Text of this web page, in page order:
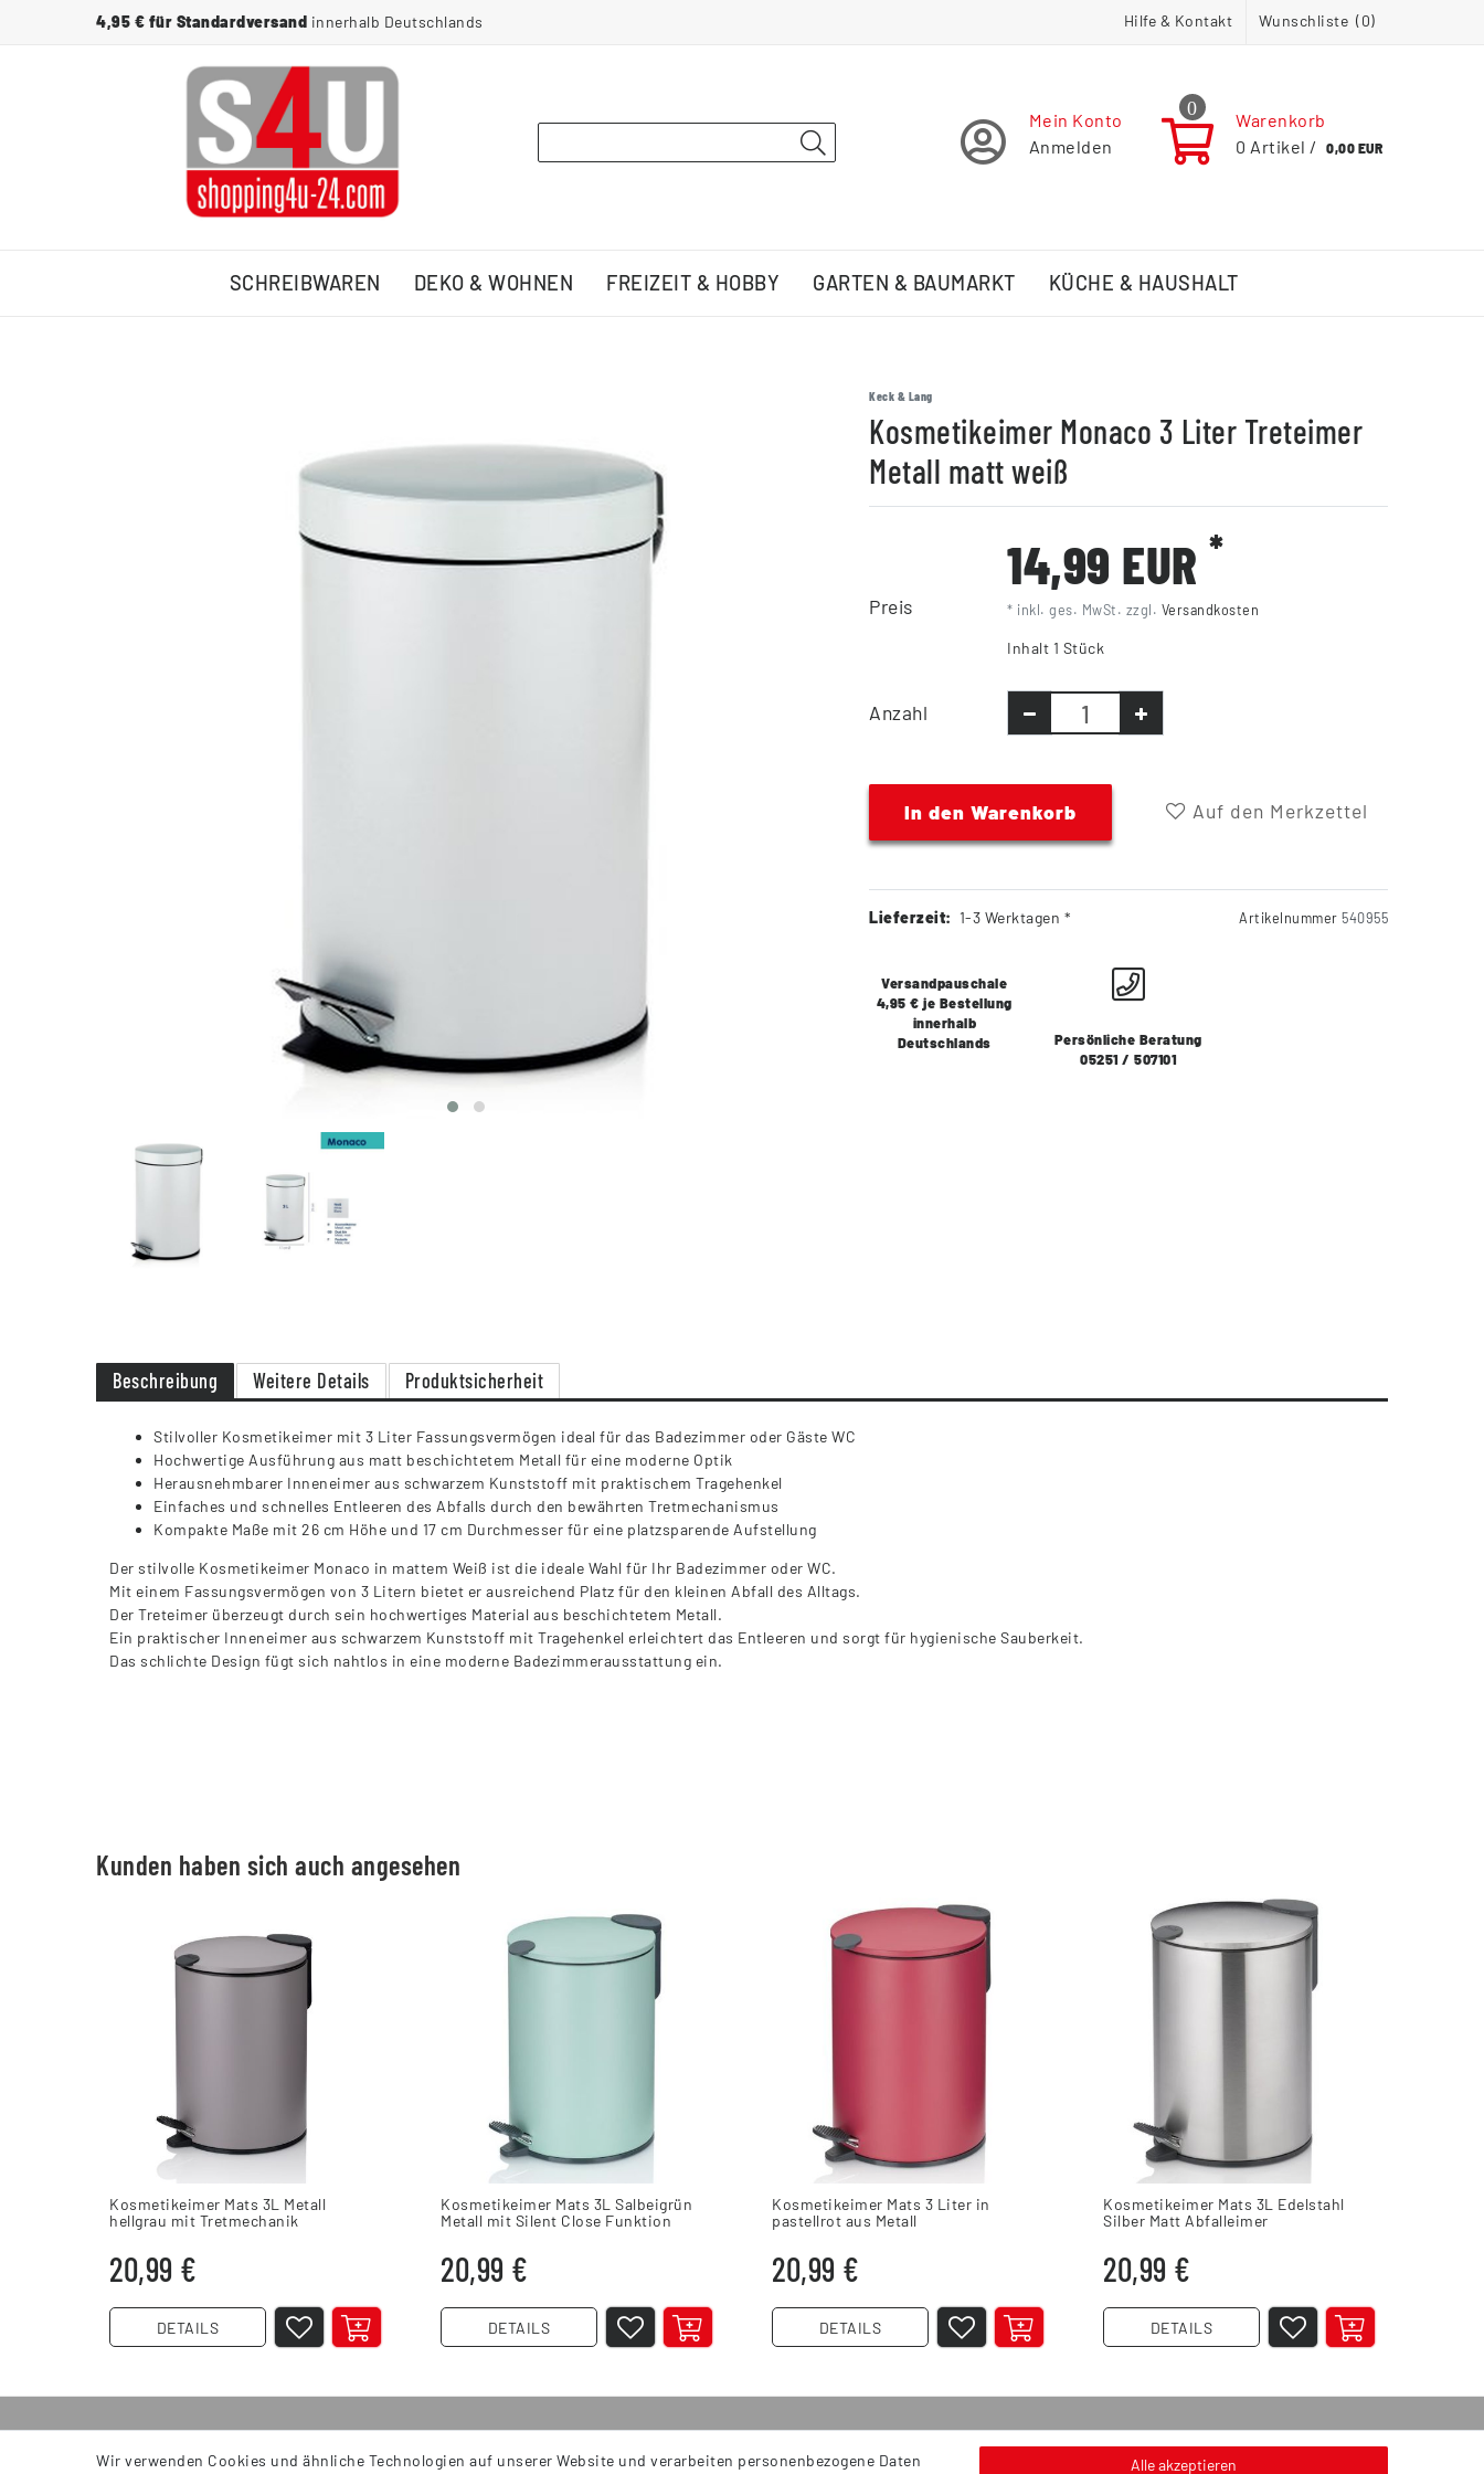
4,95 € für Standardversand innerhalb Deutschlands Hilfe & Kontakt Wunschliste (0)
Mein Konto
Anmelden
0
Warenkorb
0 Artikel / 0,00 EUR
SCHREIBWAREN DEKO & WOHNEN FREIZEIT & HOBBY GARTEN & BAUMARKT KÜCHE & HAUSHALT
Keck & Lang
Kosmetikeimer Monaco 3 Liter Treteimer
Metall matt weiß
Preis
14,99 EUR *
* inkl. ges. MwSt. zzgl. Versandkosten
Inhalt 1 Stück
Anzahl
In den Warenkorb Auf den Merkzettel
Lieferzeit: 1-3 Werktagen * Artikelnummer 540955
Versandpauschale
4,95 € je Bestellung
innerhalb
Deutschlands
Persönliche Beratung
05251 / 507101
Beschreibung Weitere Details Produktsicherheit
Stilvoller Kosmetikeimer mit 3 Liter Fassungsvermögen ideal für das Badezimmer oder Gäste WC
Hochwertige Ausführung aus matt beschichtetem Metall für eine moderne Optik
Herausnehmbarer Inneneimer aus schwarzem Kunststoff mit praktischem Tragehenkel
Einfaches und schnelles Entleeren des Abfalls durch den bewährten Tretmechanismus
Kompakte Maße mit 26 cm Höhe und 17 cm Durchmesser für eine platzsparende Aufstellung
Der stilvolle Kosmetikeimer Monaco in mattem Weiß ist die ideale Wahl für Ihr Badezimmer oder WC.
Mit einem Fassungsvermögen von 3 Litern bietet er ausreichend Platz für den kleinen Abfall des Alltags.
Der Treteimer überzeugt durch sein hochwertiges Material aus beschichtetem Metall.
Ein praktischer Inneneimer aus schwarzem Kunststoff mit Tragehenkel erleichtert das Entleeren und sorgt für hygienische Sauberkeit.
Das schlichte Design fügt sich nahtlos in eine moderne Badezimmerausstattung ein.
Kunden haben sich auch angesehen
Kosmetikeimer Mats 3L Metall
hellgrau mit Tretmechanik
20,99 €
DETAILS
Kosmetikeimer Mats 3L Salbeigrün
Metall mit Silent Close Funktion
20,99 €
DETAILS
Kosmetikeimer Mats 3 Liter in
pastellrot aus Metall
20,99 €
DETAILS
Kosmetikeimer Mats 3L Edelstahl
Silber Matt Abfalleimer
20,99 €
DETAILS
Wir verwenden Cookies und ähnliche Technologien auf unserer Website und verarbeiten personenbezogene Daten Alle akzeptieren